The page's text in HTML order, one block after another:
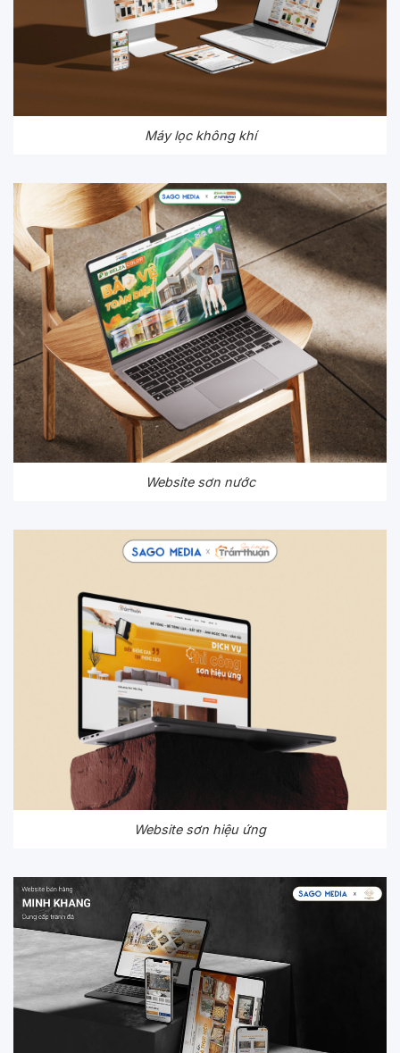
Máy lọc không khí
Website sơn nước
Website sơn hiệu ứng